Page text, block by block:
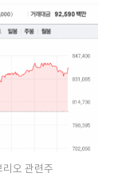
오 관련주